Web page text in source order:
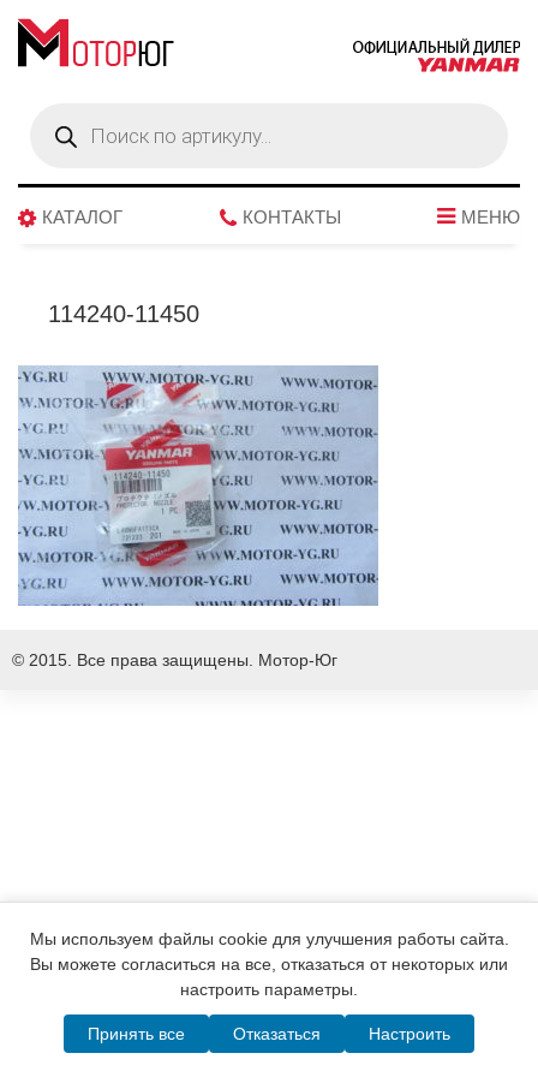
товаров
КАТАЛОГ КОНТАКТЫ МЕНЮ
114240-11450
© 2015. Все права защищены. Мотор-Юг
Написать в MAX Telegram WhatsApp Позвонить
Мы используем файлы cookie для улучшения работы сайта.
Вы можете согласиться на все, отказаться от некоторых или
настроить параметры.
Принять все Отказаться Настроить